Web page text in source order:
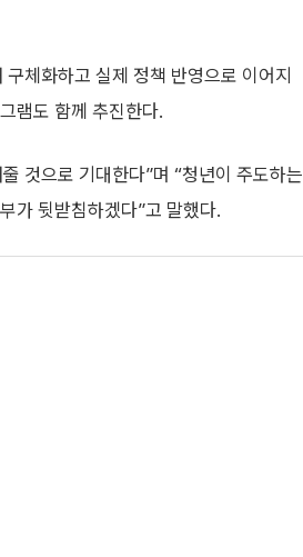
체화하고 실제 정책 반영으로 이어지
램도 함께 추진한다.
것으로 기대한다”며 “청년이 주도하는
가 뒷받침하겠다”고 말했다.